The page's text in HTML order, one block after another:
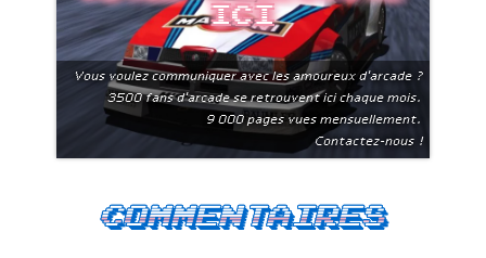
ici
Vous voulez communiquer avec les amoureux d'arcade ?
3500 fans d'arcade se retrouvent ici chaque mois.
9 000 pages vues mensuellement.
Contactez-nous !
Commentaires